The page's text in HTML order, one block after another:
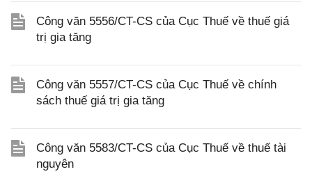
Công văn 5556/CT-CS của Cục Thuế về thuế giá
trị gia tăng
Công văn 5557/CT-CS của Cục Thuế về chính
sách thuế giá trị gia tăng
Công văn 5583/CT-CS của Cục Thuế về thuế tài
nguyên